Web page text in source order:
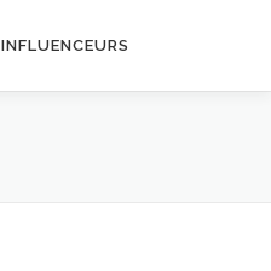
INFLUENCEURS